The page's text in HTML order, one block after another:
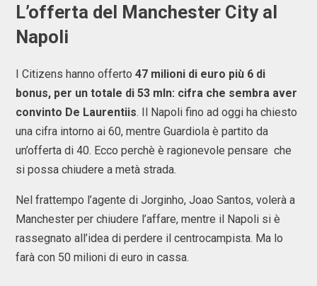
L’offerta del Manchester City al
Napoli
I Citizens hanno offerto 47 milioni di euro più 6 di
bonus, per un totale di 53 mln: cifra che sembra aver
convinto De Laurentiis. Il Napoli fino ad oggi ha chiesto
una cifra intorno ai 60, mentre Guardiola è partito da
un’offerta di 40. Ecco perchè è ragionevole pensare che
si possa chiudere a metà strada.
Nel frattempo l’agente di Jorginho, Joao Santos, volerà a
Manchester per chiudere l’affare, mentre il Napoli si è
rassegnato all’idea di perdere il centrocampista. Ma lo
farà con 50 milioni di euro in cassa.